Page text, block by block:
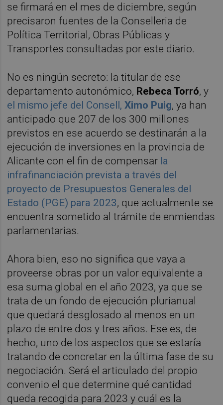
se firmará en el mes de diciembre, según
precisaron fuentes de la Conselleria de
Política Territorial, Obras Públicas y
Transportes consultadas por este diario.
No es ningún secreto: la titular de ese
departamento autonómico, Rebeca Torró, y
el mismo jefe del Consell, Ximo Puig, ya han
anticipado que 207 de los 300 millones
previstos en ese acuerdo se destinarán a la
ejecución de inversiones en la provincia de
Alicante con el fin de compensar la
infrafinanciación prevista a través del
proyecto de Presupuestos Generales del
Estado (PGE) para 2023, que actualmente se
encuentra sometido al trámite de enmiendas
parlamentarias.
Ahora bien, eso no significa que vaya a
proveerse obras por un valor equivalente a
esa suma global en el año 2023, ya que se
trata de un fondo de ejecución plurianual
que quedará desglosado al menos en un
plazo de entre dos y tres años. Ese es, de
hecho, uno de los aspectos que se estaría
tratando de concretar en la última fase de su
negociación. Será el articulado del propio
convenio el que determine qué cantidad
queda recogida para 2023 y cuál es la